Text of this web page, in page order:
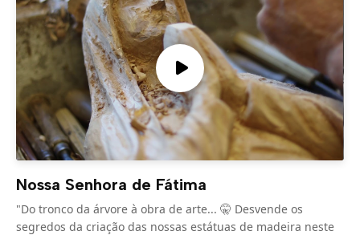
Nossa Senhora de Fátima
"Do tronco da árvore à obra de arte... 🤫 Desvende os
segredos da criação das nossas estátuas de madeira neste